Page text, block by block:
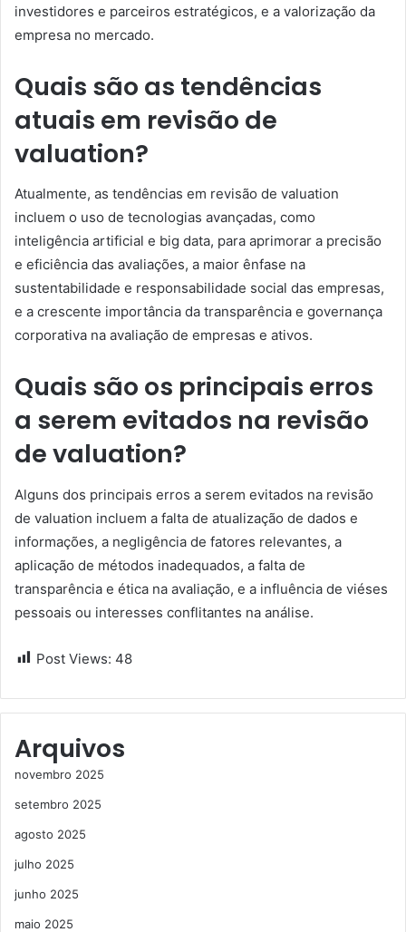
investidores e parceiros estratégicos, e a valorização da
empresa no mercado.
Quais são as tendências
atuais em revisão de
valuation?
Atualmente, as tendências em revisão de valuation
incluem o uso de tecnologias avançadas, como
inteligência artificial e big data, para aprimorar a precisão
e eficiência das avaliações, a maior ênfase na
sustentabilidade e responsabilidade social das empresas,
e a crescente importância da transparência e governança
corporativa na avaliação de empresas e ativos.
Quais são os principais erros
a serem evitados na revisão
de valuation?
Alguns dos principais erros a serem evitados na revisão
de valuation incluem a falta de atualização de dados e
informações, a negligência de fatores relevantes, a
aplicação de métodos inadequados, a falta de
transparência e ética na avaliação, e a influência de viéses
pessoais ou interesses conflitantes na análise.
Post Views: 48
Arquivos
novembro 2025
setembro 2025
agosto 2025
julho 2025
junho 2025
maio 2025